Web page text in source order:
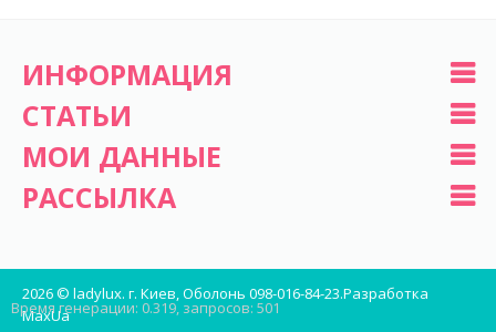
ИНФОРМАЦИЯ
СТАТЬИ
МОИ ДАННЫЕ
РАССЫЛКА
2026 © ladylux. г. Киев, Оболонь 098-016-84-23.Разработка
MaxUa
Время генерации: 0.319, запросов: 501